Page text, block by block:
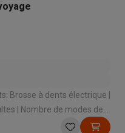
Brosse à dents électrique |
de